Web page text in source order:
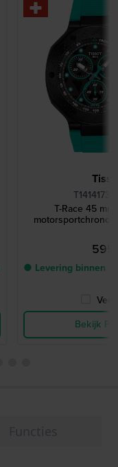
T-Race 45
● Levering binnen
Bekijk